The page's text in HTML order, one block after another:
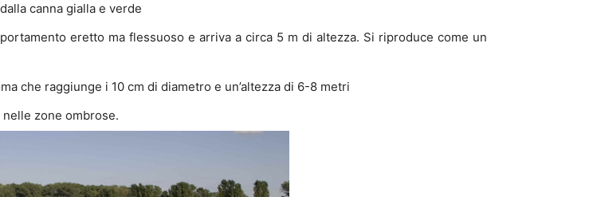
canna gialla e verde
eretto ma flessuoso e arriva a circa 5 m di altezza. Si riproduce come un
che raggiunge i 10 cm di diametro e un’altezza di 6-8 metri
zone ombrose.